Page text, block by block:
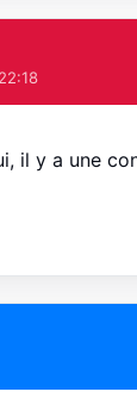
il y a une